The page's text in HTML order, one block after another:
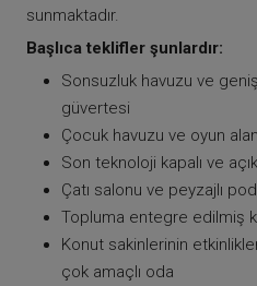
sunmaktadır.
Başlıca teklifler şunlardır:
Sonsuzluk havuzu ve
güvertesi
Çocuk havuzu ve oyun
Son teknoloji kapalı ve
Çatı salonu ve peyzajlı
Topluma entegre edilmiş
Konut sakinlerinin
çok amaçlı oda